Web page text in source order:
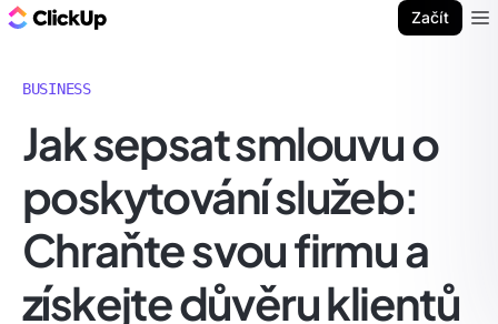
Začít
BUSINESS
Jak sepsat smlouvu o
poskytování služeb:
Chraňte svou firmu a
získejte důvěru klientů